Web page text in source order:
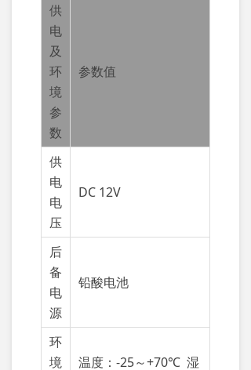
供
电
及
环
境
参
数
参数值
供
电
电
压
DC 12V
后
备
电
源
铅酸电池
环
境
温度：-25～+70℃ 湿